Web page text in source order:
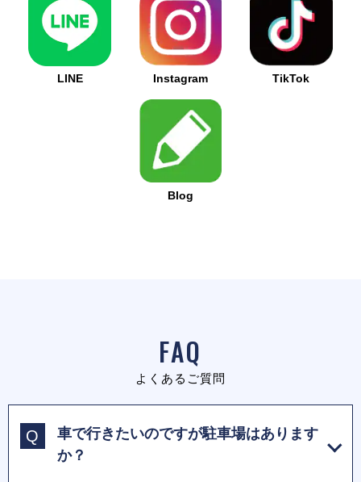
LINE Instagram TikTok
Blog
FAQ
よくあるご質問
車で行きたいのですが駐車場はあります
か？